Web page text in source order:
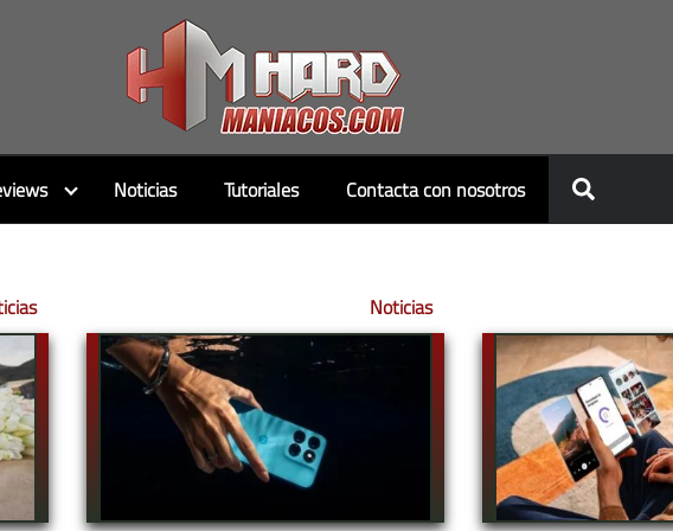
Noticias Tutoriales Contacta con nosotros
Noticias